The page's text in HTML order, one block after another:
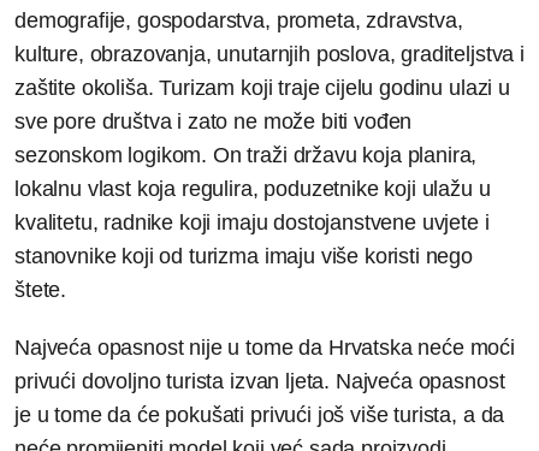
demografije, gospodarstva, prometa, zdravstva,
kulture, obrazovanja, unutarnjih poslova, graditeljstva i
zaštite okoliša. Turizam koji traje cijelu godinu ulazi u
sve pore društva i zato ne može biti vođen
sezonskom logikom. On traži državu koja planira,
lokalnu vlast koja regulira, poduzetnike koji ulažu u
kvalitetu, radnike koji imaju dostojanstvene uvjete i
stanovnike koji od turizma imaju više koristi nego
štete.
Najveća opasnost nije u tome da Hrvatska neće moći
privući dovoljno turista izvan ljeta. Najveća opasnost
je u tome da će pokušati privući još više turista, a da